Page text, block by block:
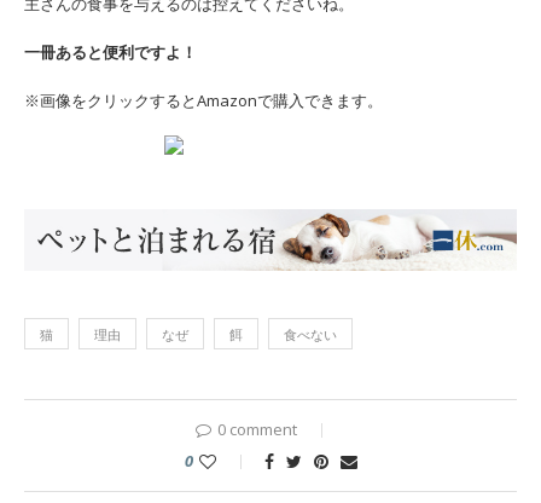
一冊あると便利ですよ！
※画像をクリックするとAmazonで購入できます。
猫 理由 なぜ 餌 食べない
0 comment
0